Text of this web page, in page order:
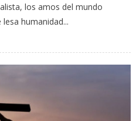
los amos del mundo
humanidad...